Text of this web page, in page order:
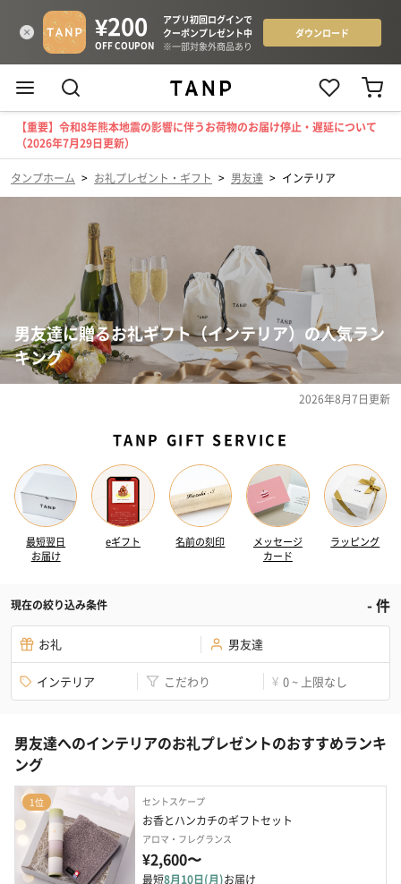
【重要】令和8年熊本地震の影響に伴うお荷物のお届け停止・遅延について
（2026年7月29日更新）
タンプホーム > お礼プレゼント・ギフト > 男友達 > インテリア
男友達に贈るお礼ギフト（インテリア）の人気ラン
キング
2026年8月7日更新
TANP GIFT SERVICE
最短翌日
お届け
eギフト 名前の刻印
メッセージ
カード
ラッピング
現在の絞り込み条件 -件
お礼 男友達
インテリア こだわり ¥ 0 ~ 上限なし
男友達へのインテリアのお礼プレゼントのおすすめランキ
ング
1位 セントスケープ
お香とハンカチのギフトセット
アロマ・フレグランス
¥2,600〜
最短8月10日(月)お届け